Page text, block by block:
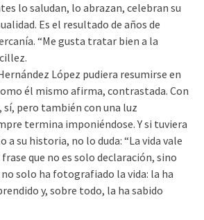
lo saludan, lo abrazan, celebran su
Es el resultado de años de
“Me gusta tratar bien a la
López pudiera resumirse en
él mismo afirma, contrastada. Con
pero también con una luz
termina imponiéndose. Y si tuviera
su historia, no lo duda: “La vida vale
frase que no es solo declaración, sino
solo ha fotografiado la vida: la ha
y, sobre todo, la ha sabido